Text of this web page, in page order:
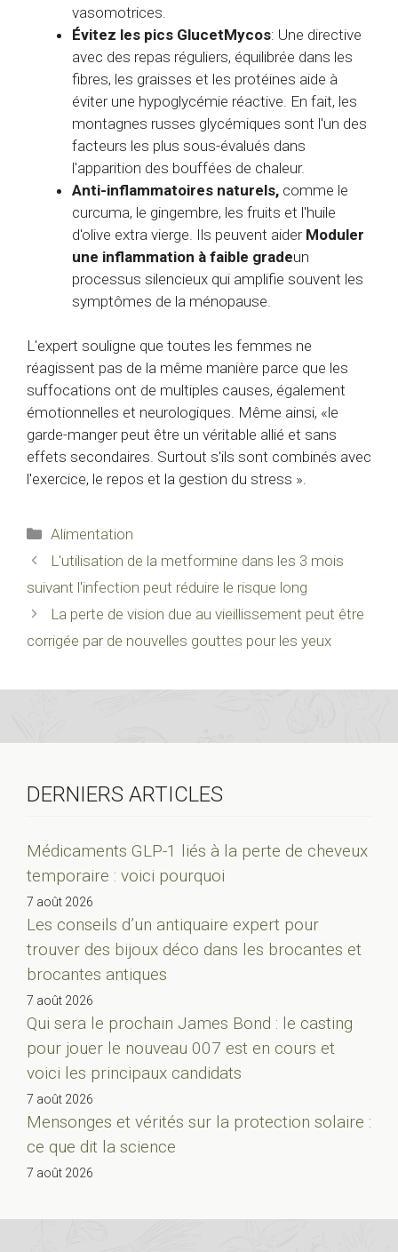
vasomotrices.
Évitez les pics GlucetMycos: Une directive
avec des repas réguliers, équilibrée dans les
fibres, les graisses et les protéines aide à
éviter une hypoglycémie réactive. En fait, les
montagnes russes glycémiques sont l'un des
facteurs les plus sous-évalués dans
l'apparition des bouffées de chaleur.
Anti-inflammatoires naturels, comme le
curcuma, le gingembre, les fruits et l'huile
d'olive extra vierge. Ils peuvent aider Moduler
une inflammation à faible gradeun
processus silencieux qui amplifie souvent les
symptômes de la ménopause.
L'expert souligne que toutes les femmes ne
réagissent pas de la même manière parce que les
suffocations ont de multiples causes, également
émotionnelles et neurologiques. Même ainsi, «le
garde-manger peut être un véritable allié et sans
effets secondaires. Surtout s'ils sont combinés avec
l'exercice, le repos et la gestion du stress ».
Catégories
Alimentation
L'utilisation de la metformine dans les 3 mois
suivant l'infection peut réduire le risque long
La perte de vision due au vieillissement peut être
corrigée par de nouvelles gouttes pour les yeux
DERNIERS ARTICLES
Médicaments GLP-1 liés à la perte de cheveux
temporaire : voici pourquoi
7 août 2026
Les conseils d’un antiquaire expert pour
trouver des bijoux déco dans les brocantes et
brocantes antiques
7 août 2026
Qui sera le prochain James Bond : le casting
pour jouer le nouveau 007 est en cours et
voici les principaux candidats
7 août 2026
Mensonges et vérités sur la protection solaire :
ce que dit la science
7 août 2026